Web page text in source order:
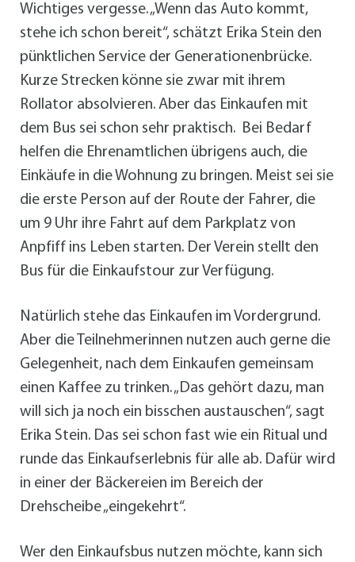
Wichtiges vergesse. „Wenn das Auto kommt,
stehe ich schon bereit“, schätzt Erika Stein den
pünktlichen Service der Generationenbrücke.
Kurze Strecken könne sie zwar mit ihrem
Rollator absolvieren. Aber das Einkaufen mit
dem Bus sei schon sehr praktisch. Bei Bedarf
helfen die Ehrenamtlichen übrigens auch, die
Einkäufe in die Wohnung zu bringen. Meist sei sie
die erste Person auf der Route der Fahrer, die
um 9 Uhr ihre Fahrt auf dem Parkplatz von
Anpfiff ins Leben starten. Der Verein stellt den
Bus für die Einkaufstour zur Verfügung.
Natürlich stehe das Einkaufen im Vordergrund.
Aber die Teilnehmerinnen nutzen auch gerne die
Gelegenheit, nach dem Einkaufen gemeinsam
einen Kaffee zu trinken. „Das gehört dazu, man
will sich ja noch ein bisschen austauschen“, sagt
Erika Stein. Das sei schon fast wie ein Ritual und
runde das Einkaufserlebnis für alle ab. Dafür wird
in einer der Bäckereien im Bereich der
Drehscheibe „eingekehrt“.
Wer den Einkaufsbus nutzen möchte, kann sich